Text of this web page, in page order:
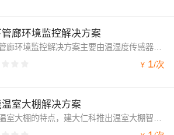
廊环境监控解决方案
地下管廊环境监控解决方案主要由温湿度传感器、氧气传感器、一氧化碳传感器、二氧化碳传感器、硫化氢、甲烷传感器、压力传感器、液位传感器、水浸传感器、烟雾报警器、环境监控主机和云平台组成，该方案采用RS485布线方式，连接环境监控主机通过GPRS/4G上传至云平台，实现24小时不间断在线监控，并支持超限电话、短信报警、远程查看数据、历史数据曲线查看等功能。
¥ 1/次
室大棚解决方案